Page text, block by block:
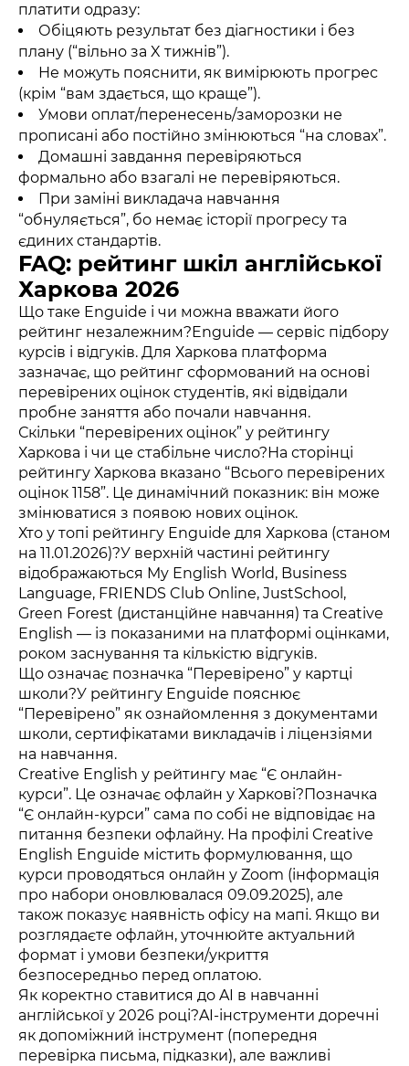
платити одразу:
Обіцяють результат без діагностики і без
плану (“вільно за X тижнів”).
Не можуть пояснити, як вимірюють прогрес
(крім “вам здається, що краще”).
Умови оплат/перенесень/заморозки не
прописані або постійно змінюються “на словах”.
Домашні завдання перевіряються
формально або взагалі не перевіряються.
При заміні викладача навчання
“обнуляється”, бо немає історії прогресу та
єдиних стандартів.
FAQ: рейтинг шкіл англійської
Харкова 2026
Що таке Enguide і чи можна вважати його
рейтинг незалежним?Enguide — сервіс підбору
курсів і відгуків. Для Харкова платформа
зазначає, що рейтинг сформований на основі
перевірених оцінок студентів, які відвідали
пробне заняття або почали навчання.
Скільки “перевірених оцінок” у рейтингу
Харкова і чи це стабільне число?На сторінці
рейтингу Харкова вказано “Всього перевірених
оцінок 1158”. Це динамічний показник: він може
змінюватися з появою нових оцінок.
Хто у топі рейтингу Enguide для Харкова (станом
на 11.01.2026)?У верхній частині рейтингу
відображаються My English World, Business
Language, FRIENDS Club Online, JustSchool,
Green Forest (дистанційне навчання) та Creative
English — із показаними на платформі оцінками,
роком заснування та кількістю відгуків.
Що означає позначка “Перевірено” у картці
школи?У рейтингу Enguide пояснює
“Перевірено” як ознайомлення з документами
школи, сертифікатами викладачів і ліцензіями
на навчання.
Creative English у рейтингу має “Є онлайн-
курси”. Це означає офлайн у Харкові?Позначка
“Є онлайн-курси” сама по собі не відповідає на
питання безпеки офлайну. На профілі Creative
English Enguide містить формулювання, що
курси проводяться онлайн у Zoom (інформація
про набори оновлювалася 09.09.2025), але
також показує наявність офісу на мапі. Якщо ви
розглядаєте офлайн, уточнюйте актуальний
формат і умови безпеки/укриття
безпосередньо перед оплатою.
Як коректно ставитися до AI в навчанні
англійської у 2026 році?AI-інструменти доречні
як допоміжний інструмент (попередня
перевірка письма, підказки), але важливі